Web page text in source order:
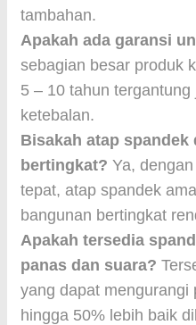
tambahan.
Apakah ada garansi
sebagian besar produk
5 – 10 tahun
ketebalan.
Bisakah atap
bertingkat? Ya,
tepat, atap spandek
bangunan bertingkat
Apakah tersedia
panas dan suara?
yang dapat mengurangi
hingga 50% lebih baik